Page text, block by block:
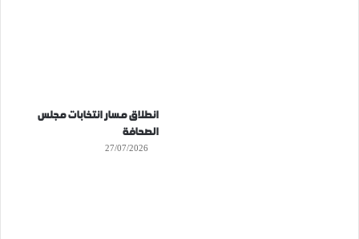
انطلاق مسار انتخابات مجلس
الصحافة
27/07/2026